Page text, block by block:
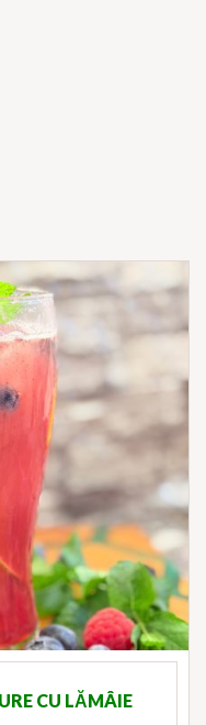
CU LĂMÂIE